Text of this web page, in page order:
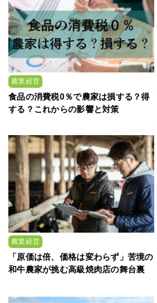
農業経営
食品の消費税0％で農家は損する？得
する？これからの影響と対策
農業経営
「原価は倍、価格は変わらず」苦境の
和牛農家が挑む高級焼肉店の舞台裏